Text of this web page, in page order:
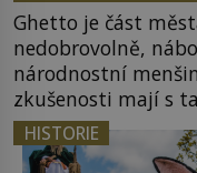
Ghetto je část
nedobrovolně,
národnostní
zkušenosti mají s
středověku jsou
nějakém žít. Mezi
HISTORIE